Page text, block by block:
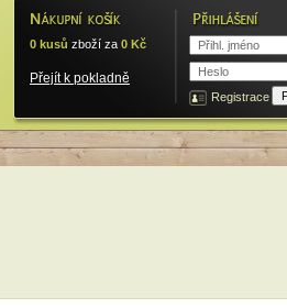
0 kusů zboží za 0 Kč
Přejít k pokladně
Registrace